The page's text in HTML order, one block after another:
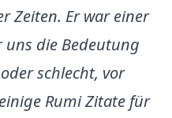
Zeiten. Er war einer
uns die Bedeutung
schlecht, vor
Rumi Zitate für